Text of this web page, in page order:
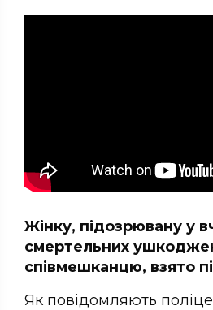
Жінку, підозрювану у
смертельних
співмешканцю, взято
Як повідомляють